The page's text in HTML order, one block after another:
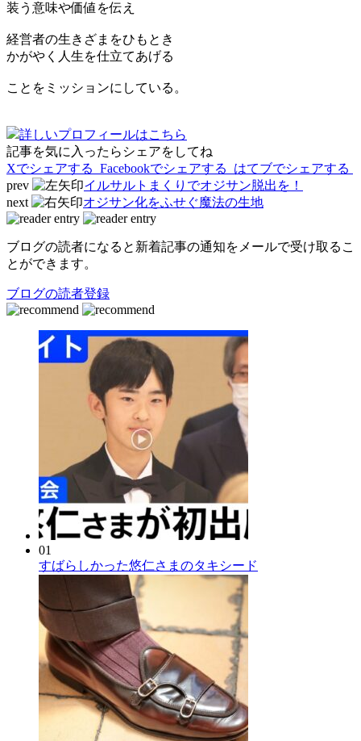
装う意味や価値を伝え
経営者の生きざまをひもとき
かがやく人生を仕立てあげる
ことをミッションにしている。
詳しいプロフィールはこちら
記事を気に入ったらシェアをしてね
Xでシェアする Facebookでシェアする
はてブでシェアする
prev
イルサルトまくりでオジサン脱出を！
next
オジサン化をふせぐ魔法の生地
ブログの読者になると新着記事の通知をメールで受け取るこ
とができます。
ブログの読者登録
01
すばらしかった悠仁さまのタキシード